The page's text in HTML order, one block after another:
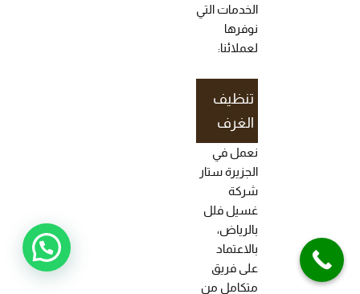
الخدمات التي
نوفرها
لعملائنا:
تنظيف
الغرف
نعمل في
الجزيرة ستار
شركة
غسيل فلل
بالرياض،
بالاعتماد
على فريق
متكامل من